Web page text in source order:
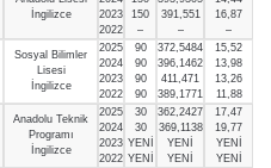
İngilizce
2023
2022
150
–
391,551
–
16,87
–
Sosyal Bilimler
Lisesi
İngilizce
2025
2024
2023
2022
90
90
90
90
372,5484
396,1462
411,471
389,1771
15,52
13,98
13,26
11,88
Anadolu Teknik
Programı
İngilizce
2025
2024
2023
2022
30
30
YENİ
YENİ
362,2427
369,1138
YENİ
YENİ
17,47
19,77
YENİ
YENİ